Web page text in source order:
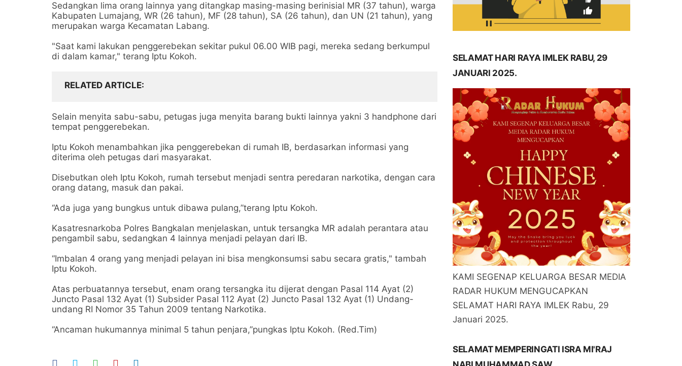
Sedangkan lima orang lainnya yang ditangkap masing-masing berinisial MR (37 tahun), warga
Kabupaten Lumajang, WR (26 tahun), MF (28 tahun), SA (26 tahun), dan UN (21 tahun), yang
merupakan warga Kecamatan Labang.
"Saat kami lakukan penggerebekan sekitar pukul 06.00 WIB pagi, mereka sedang berkumpul
di dalam kamar," terang Iptu Kokoh.
RELATED ARTICLE
Selain menyita sabu-sabu, petugas juga menyita barang bukti lainnya yakni 3 handphone dari
tempat penggerebekan.
Iptu Kokoh menambahkan jika penggerebekan di rumah IB, berdasarkan informasi yang
diterima oleh petugas dari masyarakat.
Disebutkan oleh Iptu Kokoh, rumah tersebut menjadi sentra peredaran narkotika, dengan cara
orang datang, masuk dan pakai.
“Ada juga yang bungkus untuk dibawa pulang,”terang Iptu Kokoh.
Kasatresnarkoba Polres Bangkalan menjelaskan, untuk tersangka MR adalah perantara atau
pengambil sabu, sedangkan 4 lainnya menjadi pelayan dari IB.
“Imbalan 4 orang yang menjadi pelayan ini bisa mengkonsumsi sabu secara gratis," tambah
Iptu Kokoh.
Atas perbuatannya tersebut, enam orang tersangka itu dijerat dengan Pasal 114 Ayat (2)
Juncto Pasal 132 Ayat (1) Subsider Pasal 112 Ayat (2) Juncto Pasal 132 Ayat (1) Undang-
undang RI Nomor 35 Tahun 2009 tentang Narkotika.
“Ancaman hukumannya minimal 5 tahun penjara,”pungkas Iptu Kokoh. (Red.Tim)
SELAMAT HARI RAYA IMLEK RABU, 29
JANUARI 2025.
KAMI SEGENAP KELUARGA BESAR MEDIA
RADAR HUKUM MENGUCAPKAN
SELAMAT HARI RAYA IMLEK Rabu, 29
Januari 2025.
SELAMAT MEMPERINGATI ISRA MI'RAJ